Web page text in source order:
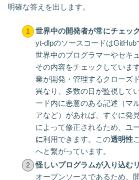
明確な答えを出します。
世界中の開発者が常にチェッ
yt-dlpのソースコードはGitHub
世界中のプログラマーやセキ
その内容をチェックしていま
業が開発・管理するクローズ
異なり、多数の目が監視して
ード内に悪意のある記述（マ
アなど）があれば、すぐに発
によって修正されるため、ユ
に利用できます。この透明性
へと繋がっています。
怪しいプログラムが入り込む
オープンソースであるため、